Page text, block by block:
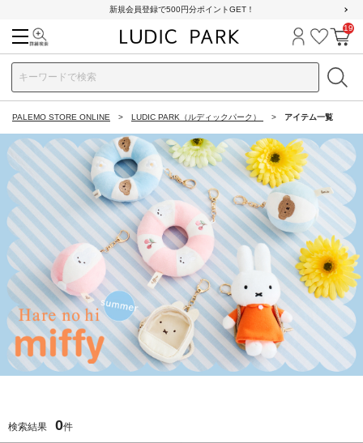
新規会員登録で500円分ポイントGET！
ログイン
お気に
カ
19
PALEMO STORE ONLINE LUDIC PARK（ルディックパーク） アイテム一覧
検索結果 0件